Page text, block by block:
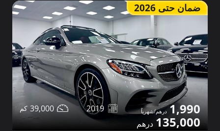
ضمان حتى 2026
1,990
135,000
2019
39,000